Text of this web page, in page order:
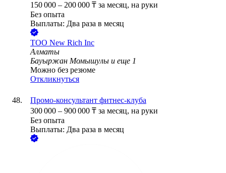
150 000 – 200 000 ₸ за месяц, на руки
Без опыта
Выплаты: Два раза в месяц
ТОО New Rich Inc
Алматы
Бауыржан Момышулы и еще 1
Можно без резюме
Откликнуться
Промо-консультант фитнес-клуба
300 000 – 900 000 ₸ за месяц, на руки
Без опыта
Выплаты: Два раза в месяц